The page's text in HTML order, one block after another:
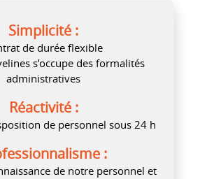
Simplicité :
de durée flexible
s’occupe des formalités
administratives
Réactivité :
de personnel sous 24 h
:
de notre personnel et